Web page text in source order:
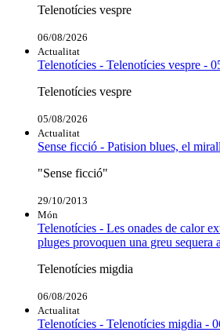
Telenotícies vespre
06/08/2026
Actualitat
Telenotícies - Telenotícies vespre -
Telenotícies vespre
05/08/2026
Actualitat
Sense ficció - Patision blues, el
"Sense ficció"
29/10/2013
Món
Telenotícies - Les onades de calor
pluges provoquen una greu sequera
Telenotícies migdia
06/08/2026
Actualitat
Telenotícies - Telenotícies migdia -